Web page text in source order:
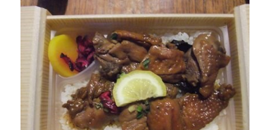
足
の
お
い
し
い
も
の